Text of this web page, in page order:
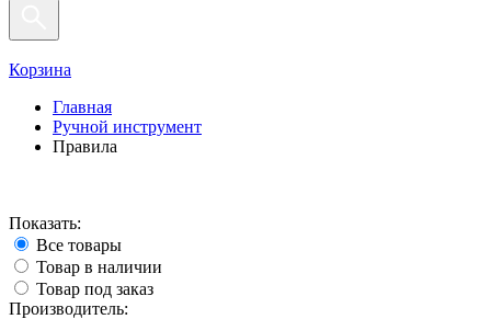
Корзина
Главная
Ручной инструмент
Правила
Показать:
Все товары
Товар в наличии
Товар под заказ
Производитель: